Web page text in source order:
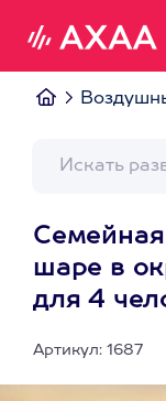
шаре в
для 4
Артикул: 1687